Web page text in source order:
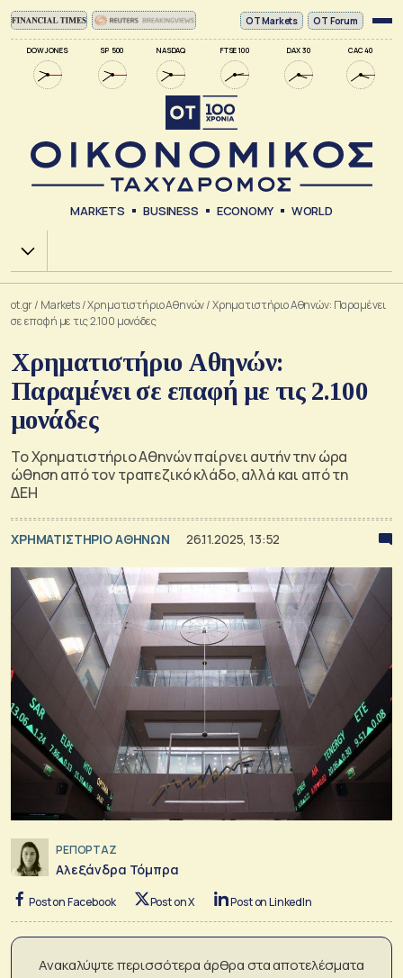
DOW JONES SP 500 NASDAQ FTSE 100 DAX 30 CAC 40
ΟΤ Markets OT Forum
MARKETS BUSINESS ECONOMY WORLD
Χ.Α.
ot.gr/ Markets/Xρηματιστήριο Αθηνών/Χρηματιστήριο Αθηνών: Παραμένει
σε επαφή με τις 2.100 μονάδες
Χρηματιστήριο Αθηνών:
Παραμένει σε επαφή με τις 2.100
μονάδες
Το Χρηματιστήριο Αθηνών παίρνει αυτήν την ώρα
ώθηση από τον τραπεζικό κλάδο, αλλά και από τη
ΔΕΗ
XΡΗΜΑΤΙΣΤΗΡΙΟ ΑΘΗΝΩΝ 26.11.2025, 13:52
ΡΕΠΟΡΤΑΖ
Αλεξάνδρα Τόμπρα
Post on Facebook Post on X Post on LinkedIn
Ανακαλύψτε περισσότερα άρθρα στα αποτελέσματα